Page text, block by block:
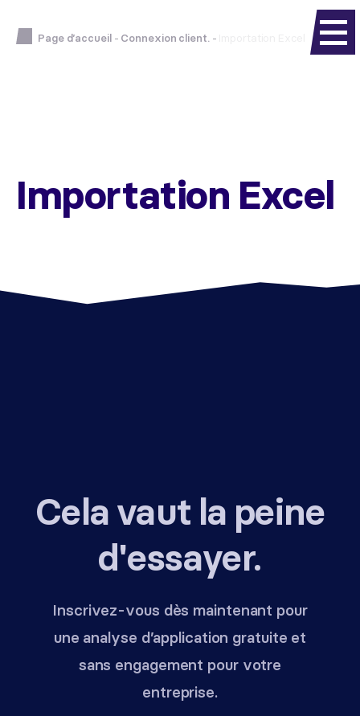
Page d’accueil- Connexion client.-
Importation Excel
Cela vaut la peine
d'essayer.
Inscrivez-vous dès maintenant pour
une analyse d’application gratuite et
sans engagement pour votre
entreprise.